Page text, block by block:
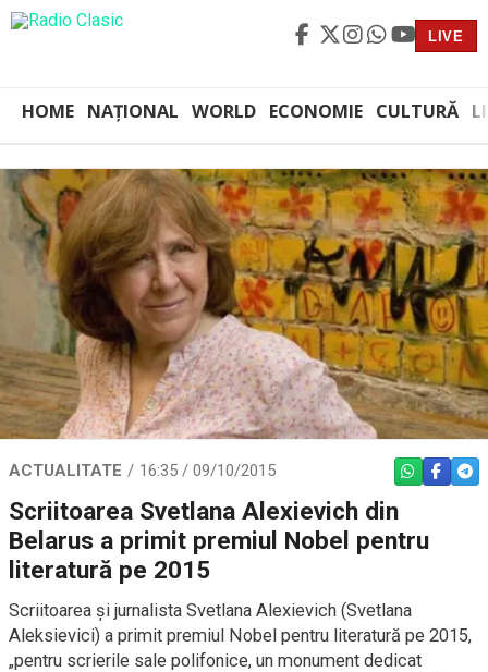
LIVE
HOME NAȚIONAL WORLD ECONOMIE CULTURĂ
ACTUALITATE 16:35 / 09/10/2015 WHATSAPP
Scriitoarea Svetlana Alexievich din
Belarus a primit premiul Nobel pentru
literatură pe 2015
Scriitoarea şi jurnalista Svetlana Alexievich (Svetlana
Aleksievici) a primit premiul Nobel pentru literatură pe 2015,
„pentru scrierile sale polifonice, un monument dedicat